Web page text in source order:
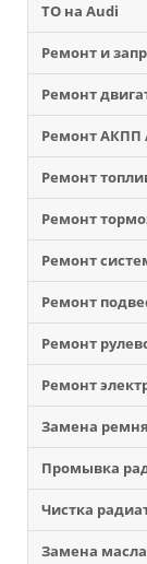
ТО на Audi
Ремонт и
Ремонт
Ремонт АКПП
Ремонт
Ремонт
Ремонт
Ремонт
Ремонт
Ремонт
Замена
Промывка
Чистка
Замена